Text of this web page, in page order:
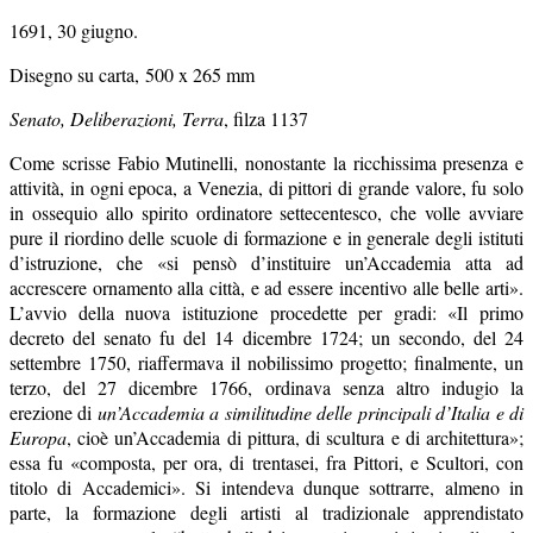
1691, 30 giugno.
Disegno su carta, 500 x 265 mm
Senato, Deliberazioni, Terra, filza 1137
Come scrisse Fabio Mutinelli, nonostante la ricchissima presenza e
attività, in ogni epoca, a Venezia, di pittori di grande valore, fu solo
in ossequio allo spirito ordinatore settecentesco, che volle avviare
pure il riordino delle scuole di formazione e in generale degli istituti
d’istruzione, che «si pensò d’instituire un’Accademia atta ad
accrescere ornamento alla città, e ad essere incentivo alle belle arti».
L’avvio della nuova istituzione procedette per gradi: «Il primo
decreto del senato fu del 14 dicembre 1724; un secondo, del 24
settembre 1750, riaffermava il nobilissimo progetto; finalmente, un
terzo, del 27 dicembre 1766, ordinava senza altro indugio la
erezione di un’Accademia a similitudine delle principali d’Italia e di
Europa, cioè un’Accademia di pittura, di scultura e di architettura»;
essa fu «composta, per ora, di trentasei, fra Pittori, e Scultori, con
titolo di Accademici». Si intendeva dunque sottrarre, almeno in
parte, la formazione degli artisti al tradizionale apprendistato